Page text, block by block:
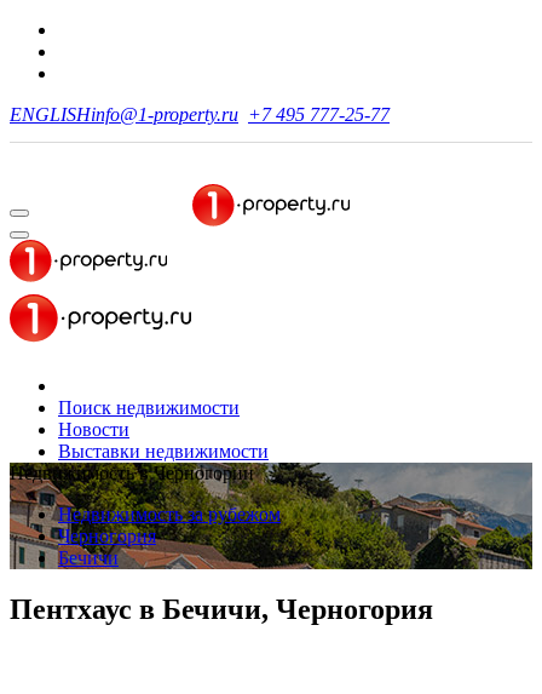
ENGLISHinfo@1-property.ru +7 495 777-25-77
Поиск недвижимости
Новости
Выставки недвижимости
Недвижимость в Черногории
Недвижимость за рубежом
Черногория
Бечичи
Пентхаус в Бечичи, Черногория